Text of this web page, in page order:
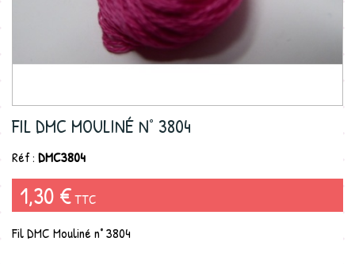
FIL DMC MOULINÉ N° 3804
Réf : DMC3804
1,30 €TTC
Fil DMC Mouliné n° 3804